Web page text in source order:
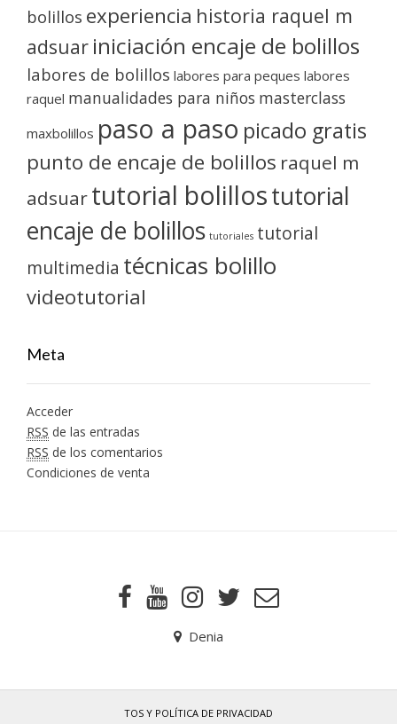
bolillos experiencia historia raquel m
adsuar iniciación encaje de bolillos
labores de bolillos labores para peques labores
raquel manualidades para niños masterclass
maxbolillos paso a paso picado gratis
punto de encaje de bolillos raquel m
adsuartutorial bolillostutorial
encaje de bolillos tutoriales tutorial
multimedia técnicas bolillo
videotutorial
Meta
Acceder
RSS de las entradas
RSS de los comentarios
Condiciones de venta
Denia
TOS Y POLÍTICA DE PRIVACIDAD